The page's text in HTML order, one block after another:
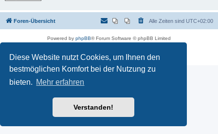
Diese Website nutzt Cookies, um Ihnen den
bestmöglichen Komfort bei der Nutzung zu
bieten. Mehr erfahren
Verstanden!
Foren-Übersicht Alle Zeiten sind UTC+02:00
Powered by phpBB® Forum Software © phpBB Limited
Datenschutz|Nutzungsbedingungen